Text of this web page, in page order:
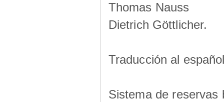
Thomas Nauss
Dietrich Göttlicher.
Traducción al
Sistema de